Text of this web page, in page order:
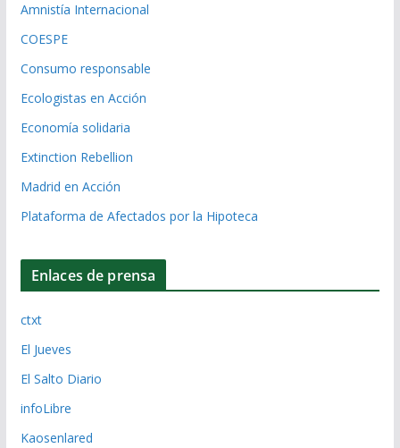
Amnistía Internacional
COESPE
Consumo responsable
Ecologistas en Acción
Economía solidaria
Extinction Rebellion
Madrid en Acción
Plataforma de Afectados por la Hipoteca
Enlaces de prensa
ctxt
El Jueves
El Salto Diario
infoLibre
Kaosenlared